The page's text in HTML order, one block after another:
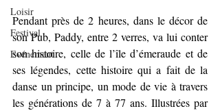
Loisir
Festival
Evénement
Pendant près de 2 heures, dans le décor de
son Pub, Paddy, entre 2 verres, va lui conter
son histoire, celle de l’île d’émeraude et de
ses légendes, cette histoire qui a fait de la
danse un principe, un mode de vie à travers
les générations de 7 à 77 ans. Illustrées par